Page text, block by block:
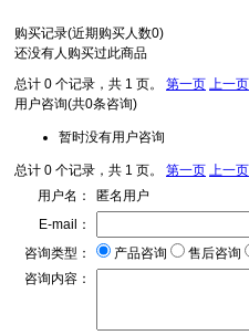
购买记录(近期购买人数0)
还没有人购买过此商品
总计 0 个记录，共 1 页。 第一页 上一页
用户咨询(共0条咨询)
暂时没有用户咨询
总计 0 个记录，共 1 页。 第一页 上一页
用户名：
匿名用户
E-mail：
咨询类型：
产品咨询 售后咨询
咨询内容：